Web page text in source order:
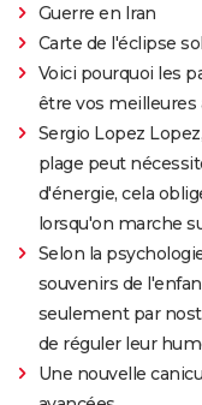
Guerre en Iran
Carte de l'éclipse
Voici pourquoi les
être vos meilleures
Sergio Lopez
plage peut
d'énergie, cela
lorsqu'on marche
Selon la
souvenirs de
seulement par
de réguler leur
Une nouvelle